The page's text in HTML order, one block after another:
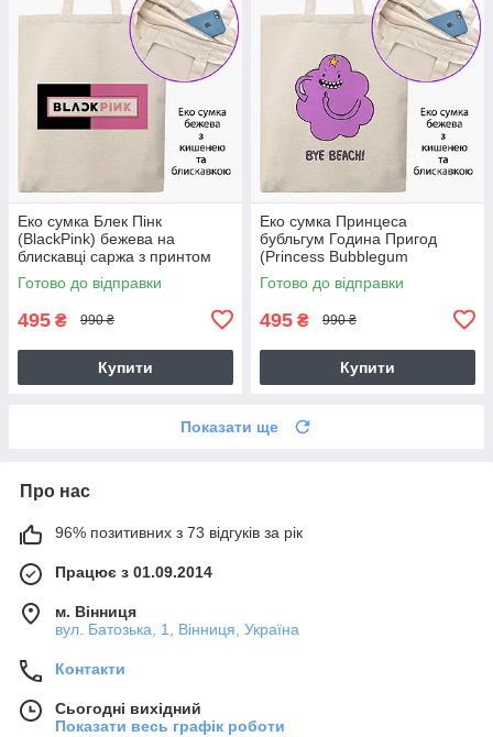
Еко сумка Блек Пінк
(BlackPink) бежева на
блискавці саржа з принтом
Готово до відправки
495 ₴ 990 ₴
Купити
Еко сумка Принцеса
бубльгум Година Пригод
(Princess Bubblegum
Adventure Time) бежева
Готово до відправки
495 ₴ 990 ₴
Купити
Показати ще
Про нас
96% позитивних з 73 відгуків за рік
Працює з 01.09.2014
м. Вінниця
вул. Батозька, 1, Вінниця, Україна
Контакти
Сьогодні вихідний
Показати весь графік роботи